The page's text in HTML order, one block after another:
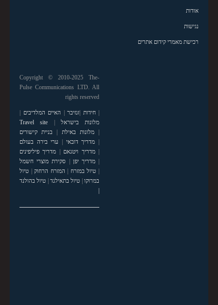
אודות
נגישות
רכישת מאמרי קידום אתרים
Copyright © 2010-2025 The-
Pulse Communications LTD. All
rights reserved
|חידות זנזיבר האיים המלדיבים
מלונות בישראל
Travel site
|מלונות באילת
בניית קישורים
מדריך דובאי
ערי בירה בעולם
|מדריך ויטנאם
מדריך פיליפינים
|מדריך יפן
סקירת מוצרי חשמל
טיול במזרח המזרח הרחוק| טיול
במרוקו| טיול בתאילנד| טיול בהולנד